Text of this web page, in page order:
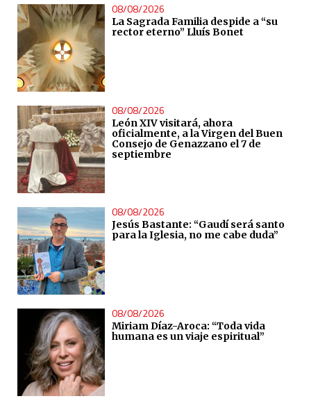
08/08/2026
La Sagrada Familia despide a “su
rector eterno” Lluís Bonet
08/08/2026
León XIV visitará, ahora
oficialmente, a la Virgen del Buen
Consejo de Genazzano el 7 de
septiembre
08/08/2026
Jesús Bastante: “Gaudí será santo
para la Iglesia, no me cabe duda”
08/08/2026
Miriam Díaz-Aroca: “Toda vida
humana es un viaje espiritual”